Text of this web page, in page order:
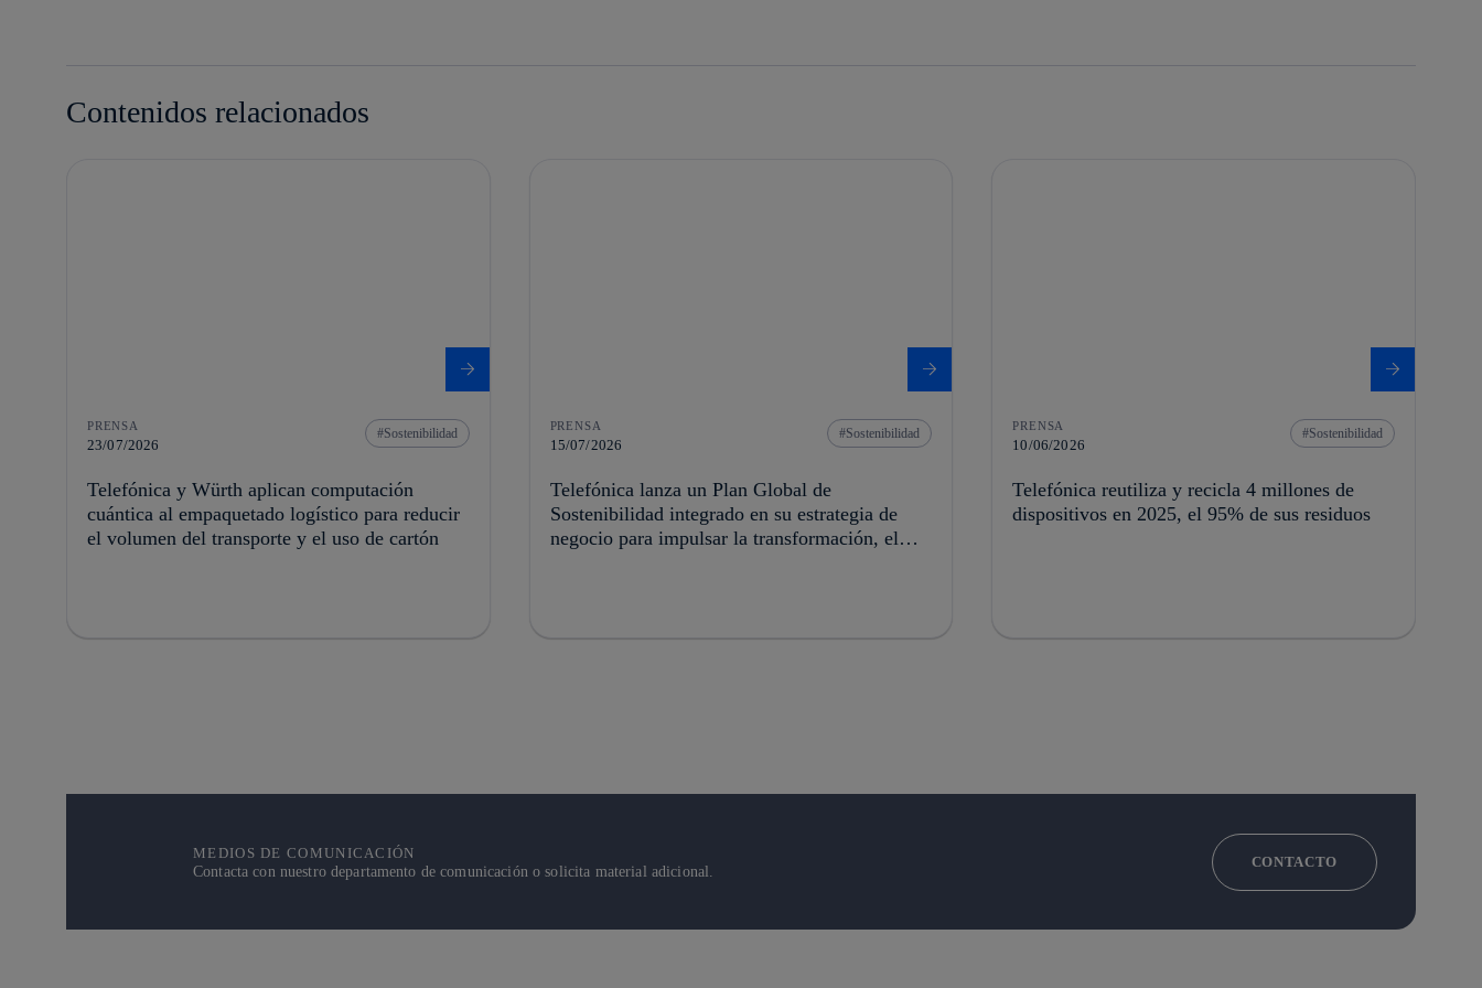
Contenidos relacionados
PRENSA
23/07/2026
Sostenibilidad
Telefónica y Würth aplican computación
cuántica al empaquetado logístico para reducir
el volumen del transporte y el uso de cartón
PRENSA
15/07/2026
Sostenibilidad
Telefónica lanza un Plan Global de
Sostenibilidad integrado en su estrategia de
negocio para impulsar la transformación, el
PRENSA
10/06/2026
Sostenibilidad
Telefónica reutiliza y recicla 4 millones de
dispositivos en 2025, el 95% de sus residuos
MEDIOS DE COMUNICACIÓN
Contacta con nuestro departamento de comunicación o solicita material adicional.
CONTACTO